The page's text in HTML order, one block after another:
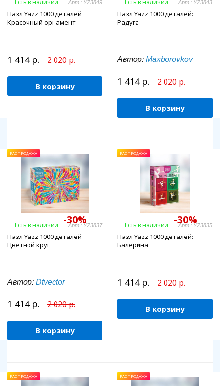
Есть в наличии Арт.: YZ3849
Пазл Yazz 1000 деталей:
Красочный орнамент
1 414 р. 2 020 р.
В корзину
Есть в наличии Арт.: YZ3843
Пазл Yazz 1000 деталей:
Радуга
Автор: Maxborovkov
1 414 р. 2 020 р.
В корзину
РАСПРОДАЖА
-30%
Есть в наличии Арт.: YZ3837
Пазл Yazz 1000 деталей:
Цветной круг
Автор: Dtvector
1 414 р. 2 020 р.
В корзину
РАСПРОДАЖА
-30%
Есть в наличии Арт.: YZ3835
Пазл Yazz 1000 деталей:
Балерина
1 414 р. 2 020 р.
В корзину
РАСПРОДАЖА РАСПРОДАЖА